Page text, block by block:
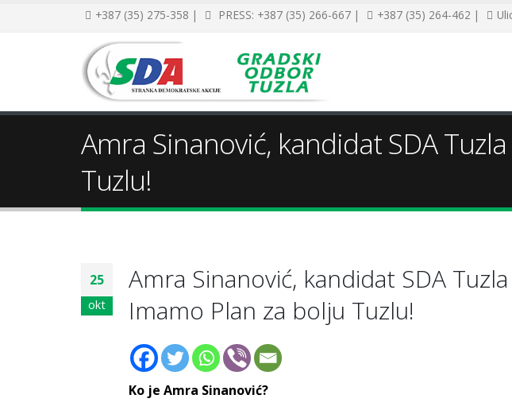
+387 (35) 275-358 | PRESS: +387 (35) 266-667 | +387 (35) 264-462 |
Amra Sinanović, kandidat SDA
Tuzlu!
25
okt
Amra Sinanović, kandidat SDA
Imamo Plan za bolju Tuzlu!
Ko je Amra Sinanović?